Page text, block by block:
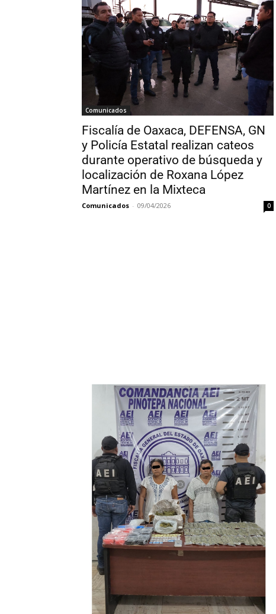
Comunicados
Fiscalía de Oaxaca, DEFENSA, GN
y Policía Estatal realizan cateos
durante operativo de búsqueda y
localización de Roxana López
Martínez en la Mixteca
Comunicados - 09/04/2026 0